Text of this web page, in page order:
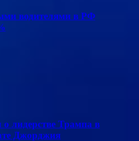
водителями в РФ
лидерстве Трампа в
Джорджия